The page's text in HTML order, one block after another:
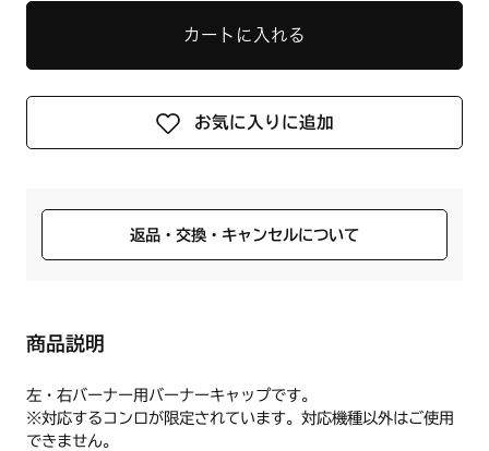
カートに入れる
お気に入りに追加
返品・交換・キャンセルについて
商品説明
左・右バーナー用バーナーキャップです。
※対応するコンロが限定されています。対応機種以外はご使用
できません。